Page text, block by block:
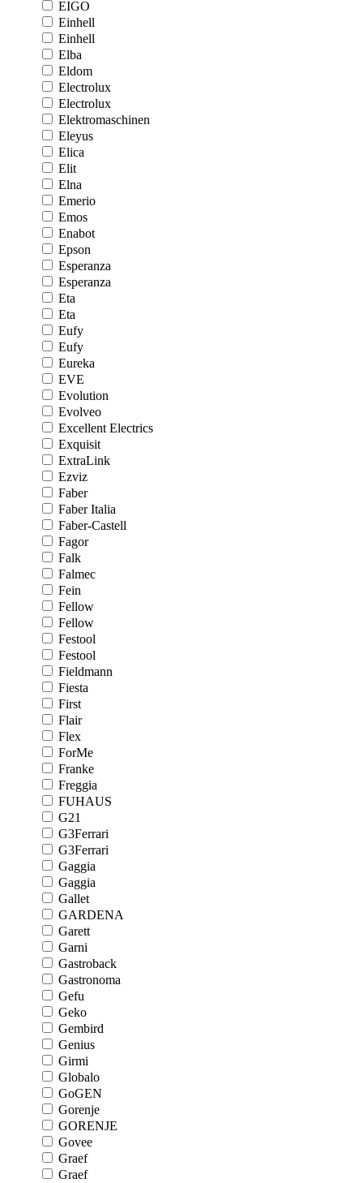
EIGO
Einhell
Einhell
Elba
Eldom
Electrolux
Electrolux
Elektromaschinen
Eleyus
Elica
Elit
Elna
Emerio
Emos
Enabot
Epson
Esperanza
Esperanza
Eta
Eta
Eufy
Eufy
Eureka
EVE
Evolution
Evolveo
Excellent Electrics
Exquisit
ExtraLink
Ezviz
Faber
Faber Italia
Faber-Castell
Fagor
Falk
Falmec
Fein
Fellow
Fellow
Festool
Festool
Fieldmann
Fiesta
First
Flair
Flex
ForMe
Franke
Freggia
FUHAUS
G21
G3Ferrari
G3Ferrari
Gaggia
Gaggia
Gallet
GARDENA
Garett
Garni
Gastroback
Gastronoma
Gefu
Geko
Gembird
Genius
Girmi
Globalo
GoGEN
Gorenje
GORENJE
Govee
Graef
Graef